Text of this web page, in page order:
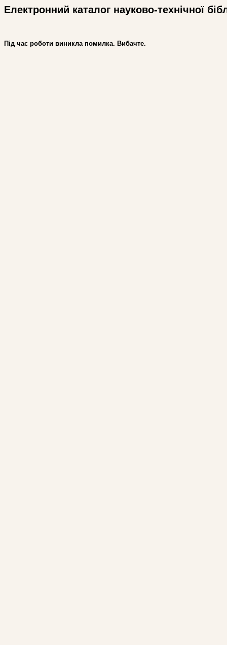
Електронний каталог науково-технічної
Під час роботи виникла помилка. Вибачте.